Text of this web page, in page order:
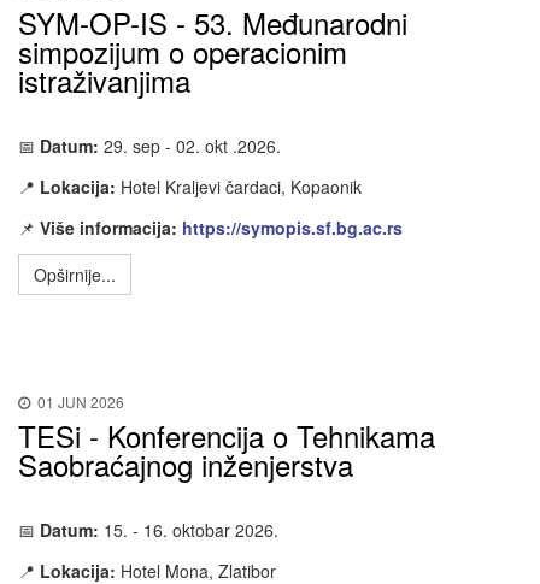
SYM-OP-IS - 53. Međunarodni
simpozijum o operacionim
istraživanjima
📅 Datum: 29. sep - 02. okt .2026.
📍 Lokacija: Hotel Kraljevi čardaci, Kopaonik
📌 Više informacija: https://symopis.sf.bg.ac.rs
Opširnije...
01 JUN 2026
TESi - Konferencija o Tehnikama
Saobraćajnog inženjerstva
📅 Datum: 15. - 16. oktobar 2026.
📍 Lokacija: Hotel Mona, Zlatibor